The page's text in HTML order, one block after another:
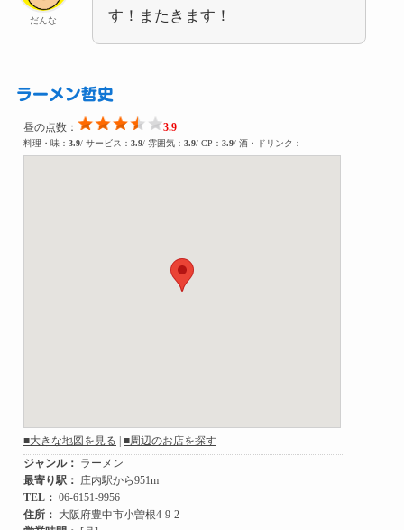
だんな す！またきます！
ラーメン哲史